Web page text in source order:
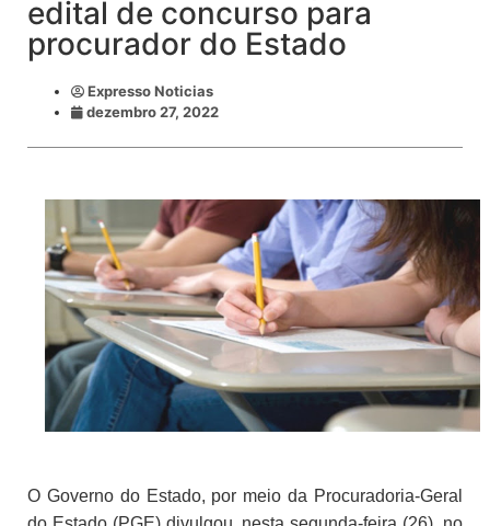
edital de concurso para
procurador do Estado
Expresso Noticias
dezembro 27, 2022
O Governo do Estado, por meio da Procuradoria-Geral